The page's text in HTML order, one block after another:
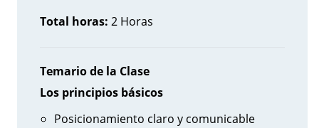
Total horas: 2 Horas
Temario de la Clase
Los principios básicos
Posicionamiento claro y comunicable